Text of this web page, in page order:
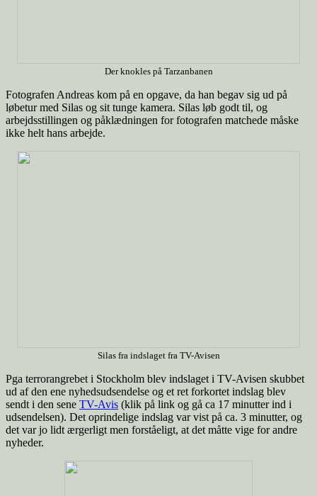
Der knokles på Tarzanbanen
Fotografen Andreas kom på en opgave, da han begav sig ud på
løbetur med Silas og sit tunge kamera. Silas løb godt til, og
arbejdsstillingen og påklædningen for fotografen matchede måske
ikke helt hans arbejde.
Silas fra indslaget fra TV-Avisen
Pga terrorangrebet i Stockholm blev indslaget i TV-Avisen skubbet
ud af den ene nyhedsudsendelse og et ret forkortet indslag blev
sendt i den sene TV-Avis (klik på link og gå ca 17 minutter ind i
udsendelsen). Det oprindelige indslag var vist på ca. 3 minutter, og
det var jo lidt ærgerligt men forståeligt, at det måtte vige for andre
nyheder.